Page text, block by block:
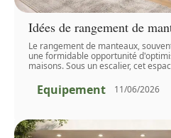
Idées de rangement de
Le rangement de manteaux,
une formidable opportunité
maisons. Sous un escalier, cet
Equipement 11/06/2026